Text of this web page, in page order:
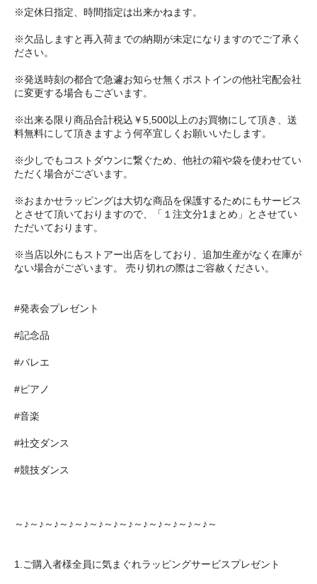
※定休日指定、時間指定は出来かねます。
※欠品しますと再入荷までの納期が未定になりますのでご了承く
ださい。
※発送時刻の都合で急遽お知らせ無くポストインの他社宅配会社
に変更する場合もございます。
※出来る限り商品合計税込￥5,500以上のお買物にして頂き、送
料無料にして頂きますよう何卒宜しくお願いいたします。
※少しでもコストダウンに繋ぐため、他社の箱や袋を使わせてい
ただく場合がございます。
※おまかせラッピングは大切な商品を保護するためにもサービス
とさせて頂いておりますので、「１注文分1まとめ」とさせてい
ただいております。
※当店以外にもストアー出店をしており、追加生産がなく在庫が
ない場合がございます。 売り切れの際はご容赦ください。
#発表会プレゼント
#記念品
#バレエ
#ピアノ
#音楽
#社交ダンス
#競技ダンス
～♪～♪～♪～♪～♪～♪～♪～♪～♪～♪～♪～♪～♪～
1.ご購入者様全員に気まぐれラッピングサービスプレゼント